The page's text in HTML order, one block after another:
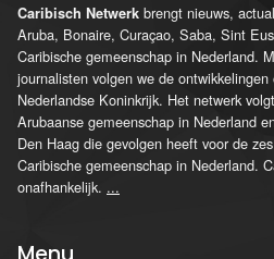
Caribisch Netwerk brengt nieuws,
Aruba, Bonaire, Curaçao, Saba, Sint
Caribische gemeenschap in Nederland.
journalisten volgen we de
Nederlandse Koninkrijk. Het netwerk
Arubaanse gemeenschap in Nederland
Den Haag die gevolgen heeft voor de
Caribische gemeenschap in Nederland.
onafhankelijk. ...